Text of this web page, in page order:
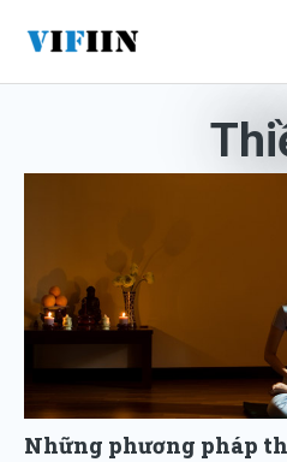
nội
Những phương pháp